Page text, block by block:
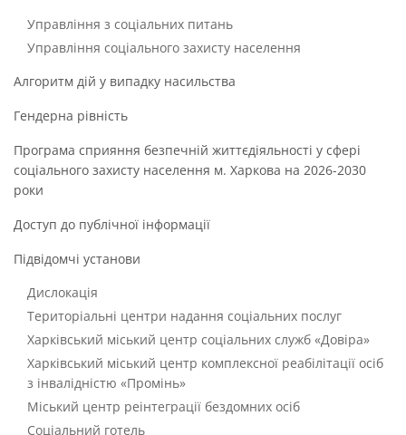
Управління з соціальних питань
Управління соціального захисту населення
Алгоритм дій у випадку насильства
Гендерна рівність
Програма сприяння безпечній життєдіяльності у сфері
соціального захисту населення м. Харкова на 2026-2030
роки
Доступ до публічної інформації
Підвідомчі установи
Дислокація
Територіальні центри надання соціальних послуг
Харківський міський центр соціальних служб «Довіра»
Харківський міський центр комплексної реабілітації осіб
з інвалідністю «Промінь»
Міський центр реінтеграції бездомних осіб
Соціальний готель